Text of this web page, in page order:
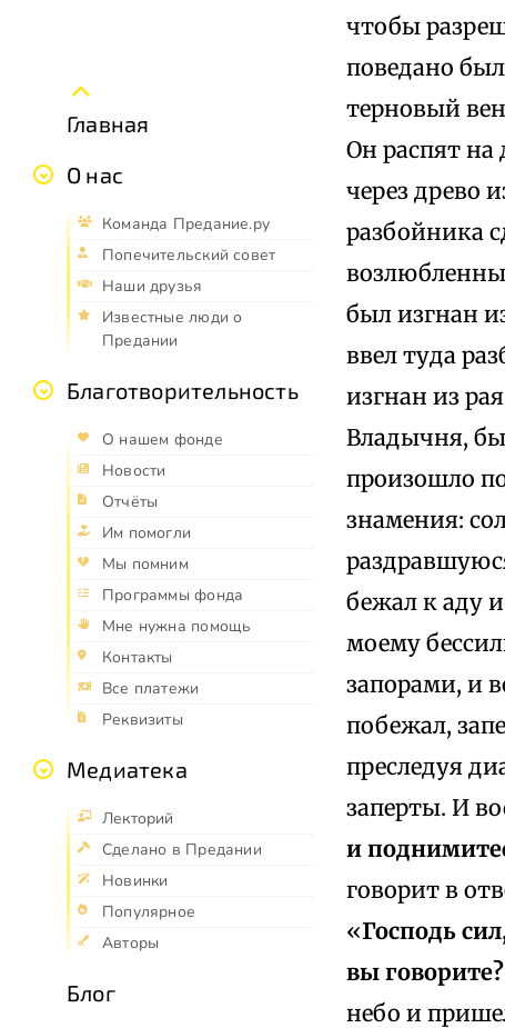
Главная
О нас
Команда Предание.ру
Попечительский совет
Наши друзья
Известные люди о
Предании
Благотворительность
О нашем фонде
Новости
Отчёты
Им помогли
Мы помним
Программы фонда
Мне нужна помощь
Контакты
Все платежи
Реквизиты
Медиатека
Лекторий
Сделано в Предании
Новинки
Популярное
Авторы
Блог
чтобы
поведано
терновый
Он распят на
через древо
разбойника
был изгнан
ввел туда
изгнан из
Владычня,
произошло
знамения:
бежал к аду
моему
запорами, и
побежал,
преследуя
заперты. И
и
говорит в
«Господь
вы говорите?
небо и